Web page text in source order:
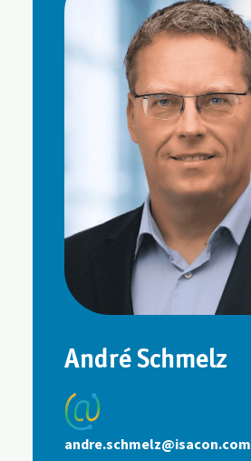
André Schmelz
andre.schmelz@isacon.com